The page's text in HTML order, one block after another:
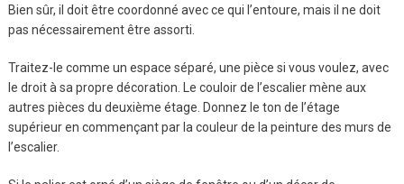
Bien sûr, il doit être coordonné avec ce qui l’entoure, mais il ne doit
pas nécessairement être assorti.
Traitez-le comme un espace séparé, une pièce si vous voulez, avec
le droit à sa propre décoration. Le couloir de l’escalier mène aux
autres pièces du deuxième étage. Donnez le ton de l’étage
supérieur en commençant par la couleur de la peinture des murs de
l’escalier.